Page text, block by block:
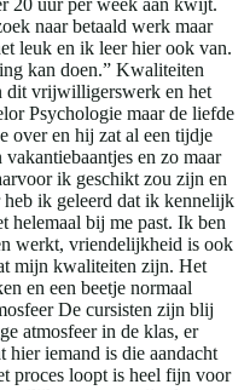
naar betaald werk maar
leuk en ik leer hier ook van.
kan doen.” Kwaliteiten
dit vrijwilligerswerk en het
Psychologie maar de liefde
over en hij zat al een tijdje
en zo maar
ik geschikt zou zijn en
ik geleerd dat ik kennelijk
helemaal bij me past. Ik ben
werkt, vriendelijkheid is ook
mijn kwaliteiten zijn. Het
en een beetje normaal
De cursisten zijn blij
atmosfeer in de klas, er
hier iemand is die aandacht
proces loopt is heel fijn voor